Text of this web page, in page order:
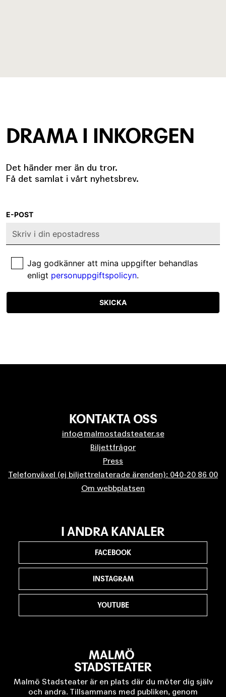
DRAMA I INKORGEN
Det händer mer än du tror.
Få det samlat i vårt nyhetsbrev.
E-POST
Jag godkänner att mina uppgifter behandlas
enligt personuppgiftspolicyn.
SKICKA
KONTAKTA OSS
info@malmostadsteater.se
Biljettfrågor
Press
Telefonväxel (ej biljettrelaterade ärenden): 040-20 86 00
Om webbplatsen
Malmö Stadsteater är en plats där du möter dig själv
och andra. Tillsammans med publiken, genom
I ANDRA KANALER
FACEBOOK
INSTAGRAM
YOUTUBE